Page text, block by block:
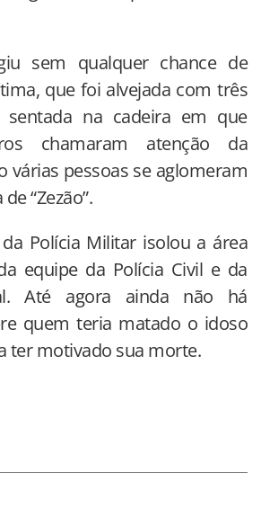
sem qualquer chance de
que foi alvejada com três
na cadeira em que
chamaram atenção da
várias pessoas se aglomeram
“Zezão”.
Polícia Militar isolou a área
equipe da Polícia Civil e da
Até agora ainda não há
quem teria matado o idoso
ter motivado sua morte.